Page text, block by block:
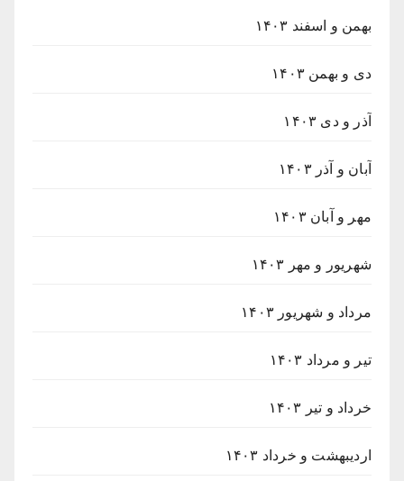
بهمن و اسفند ۱۴۰۳
دی و بهمن ۱۴۰۳
آذر و دی ۱۴۰۳
آبان و آذر ۱۴۰۳
مهر و آبان ۱۴۰۳
شهریور و مهر ۱۴۰۳
مرداد و شهریور ۱۴۰۳
تیر و مرداد ۱۴۰۳
خرداد و تیر ۱۴۰۳
اردیبهشت و خرداد ۱۴۰۳